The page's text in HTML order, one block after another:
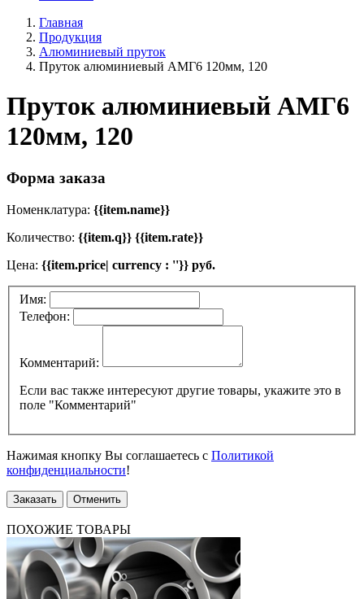
Главная
Продукция
Алюминиевый пруток
Пруток алюминиевый АМГ6 120мм, 120
Пруток алюминиевый АМГ6
120мм, 120
Форма заказа
Номенклатура: {{item.name}}
Количество: {{item.q}} {{item.rate}}
Цена: {{item.price| currency : ''}} руб.
Имя:
Телефон:
Комментарий:
Если вас также интересуют другие товары, укажите это в
поле "Комментарий"
Нажимая кнопку Вы соглашаетесь с Политикой
конфиденциальности!
Заказать Отменить
ПОХОЖИЕ ТОВАРЫ